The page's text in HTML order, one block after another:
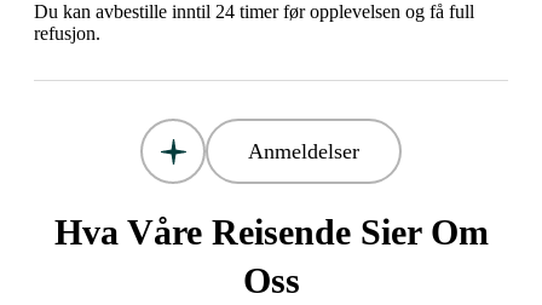
Du kan avbestille inntil 24 timer før opplevelsen og få full
refusjon.
Anmeldelser
Hva Våre Reisende Sier Om
Oss